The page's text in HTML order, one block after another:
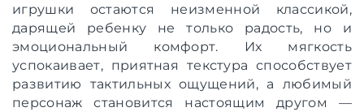
игрушки остаются неизменной классикой,
дарящей ребенку не только радость, но и
эмоциональный комфорт. Их мягкость
успокаивает, приятная текстура способствует
развитию тактильных ощущений, а любимый
персонаж становится настоящим другом —